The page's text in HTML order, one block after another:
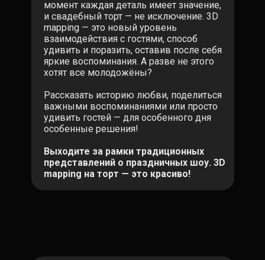
момент каждая деталь имеет значение,
и свадебный торт — не исключение. 3D
mapping — это новый уровень
взаимодействия с гостями, способ
удивить и поразить, оставив после себя
яркие воспоминания. А разве не этого
хотят все молодожёны?
Рассказать историю любви, поделиться
важными воспоминаниями или просто
удивить гостей — для особенного дня
особенные решения!
Выходите за рамки традиционных
представлений о праздничных шоу. 3D
mapping на торт — это красиво!